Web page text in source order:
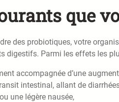
que
des probiotiques, votre
digestifs. Parmi les effets les
accompagnée d’une
intestinal, allant de
une légère nausée,